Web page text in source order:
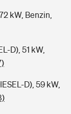
kW, Benzin,
D), 51 kW,
D), 59 kW,